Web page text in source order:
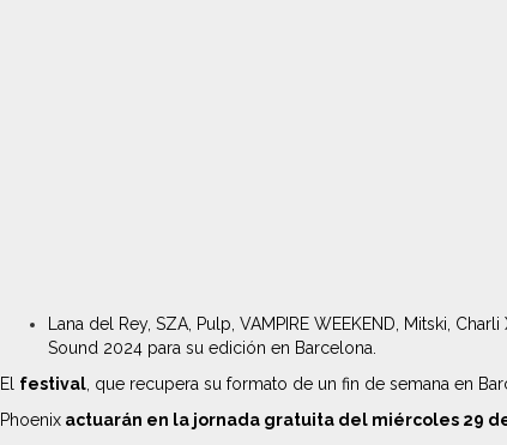
Lana del Rey, SZA, Pulp, VAMPIRE WEEKEND, Mitski,
Sound 2024 para su edición en Barcelona.
El festival, que recupera su formato de un fin de semana en
Phoenix actuarán en la jornada gratuita del miércoles 29